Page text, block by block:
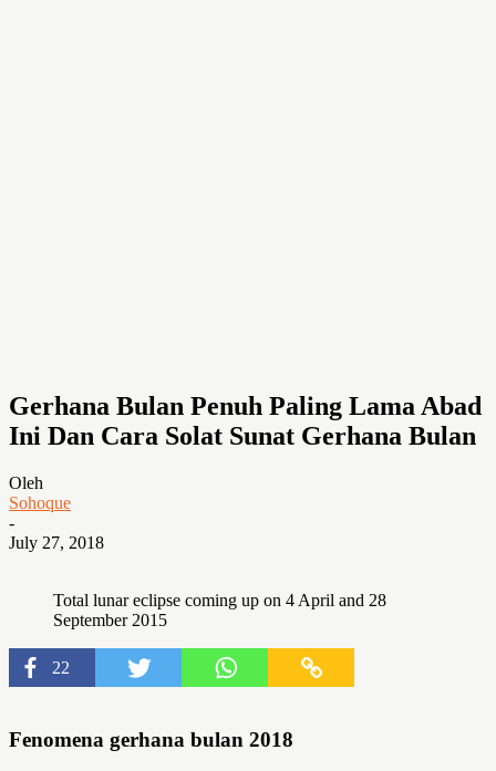
Gerhana Bulan Penuh Paling Lama Abad
Ini Dan Cara Solat Sunat Gerhana Bulan
Oleh
Sohoque
-
July 27, 2018
Total lunar eclipse coming up on 4 April and 28
September 2015
22
Fenomena gerhana bulan 2018